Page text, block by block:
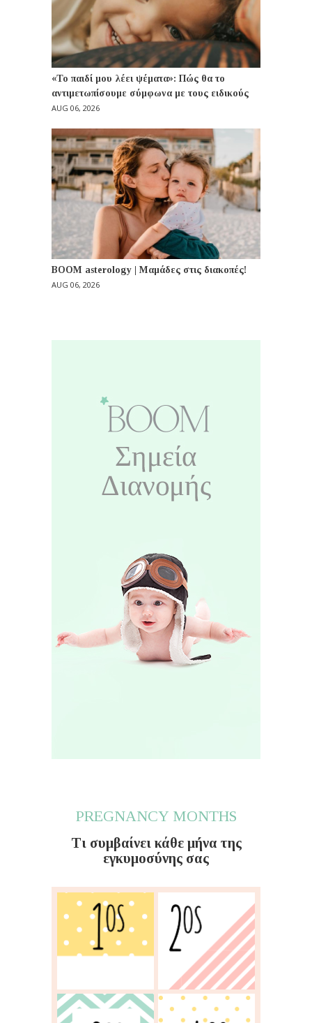
«Το παιδί μου λέει ψέματα»: Πώς θα το
αντιμετωπίσουμε σύμφωνα με τους ειδικούς
AUG 06, 2026
BOOM asterology | Μαμάδες στις διακοπές!
AUG 06, 2026
PREGNANCY MONTHS
Τι συμβαίνει κάθε μήνα της
εγκυμοσύνης σας